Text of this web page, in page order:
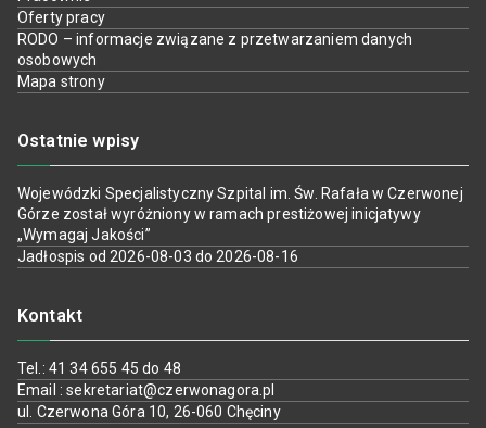
Oferty pracy
RODO – informacje związane z przetwarzaniem danych
osobowych
Mapa strony
Ostatnie wpisy
Wojewódzki Specjalistyczny Szpital im. Św. Rafała w Czerwonej
Górze został wyróżniony w ramach prestiżowej inicjatywy
„Wymagaj Jakości”
Jadłospis od 2026-08-03 do 2026-08-16
Kontakt
Tel.: 41 34 655 45 do 48
Email : sekretariat@czerwonagora.pl
ul. Czerwona Góra 10, 26-060 Chęciny